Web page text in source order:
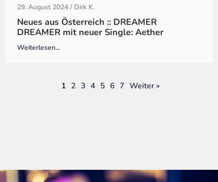
29. August 2024 / Dirk K.
Neues aus Österreich :: DREAMER
DREAMER mit neuer Single: Aether
Weiterlesen...
1 2 3 4 5 6 7 Weiter »